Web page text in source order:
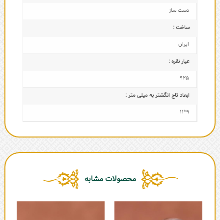
دست ساز
ساخت :
ایران
عیار نقره :
925
ابعاد تاج‌ انگشتر به میلی متر :
9*11
محصولات مشابه